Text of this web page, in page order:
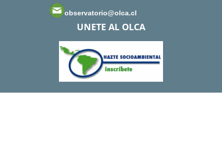
observatorio@olca.cl
UNETE AL OLCA